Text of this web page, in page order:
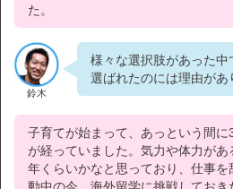
た。
鈴木
様々な選択肢があった
選ばれたのには理由があ
子育てが始まって、あっという間に
が経っていました。気力や体力があ
年くらいかなと思っており、仕事を